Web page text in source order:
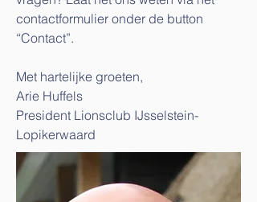
contactformulier onder de button
“Contact”.
Met hartelijke groeten,
Arie Huffels
President Lionsclub IJsselstein-
Lopikerwaard